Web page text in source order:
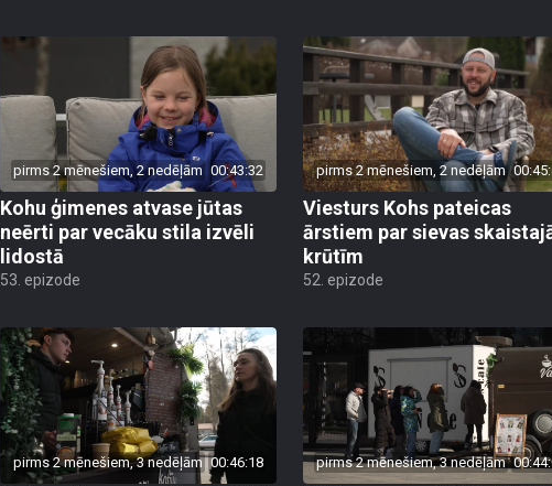
pirms 2 mēnešiem, 2 nedēļām 00:43:32
Kohu ģimenes atvase jūtas
neērti par vecāku stila izvēli
lidostā
53. epizode
pirms 2 mēnešiem, 2 nedēļām
Viesturs Kohs pateicas
ārstiem par sievas
krūtīm
52. epizode
pirms 2 mēnešiem, 3 nedēļām 00:46:18 pirms 2 mēnešiem, 3 nedēļām